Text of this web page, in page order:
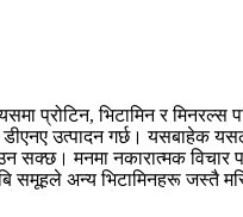
प्रोटिन, भिटामिन र मिनरल्स
उत्पादन गर्छ। यसबाहेक
सक्छ। मनमा नकारात्मक
समूहले अन्य भिटामिनहरू जस्तै